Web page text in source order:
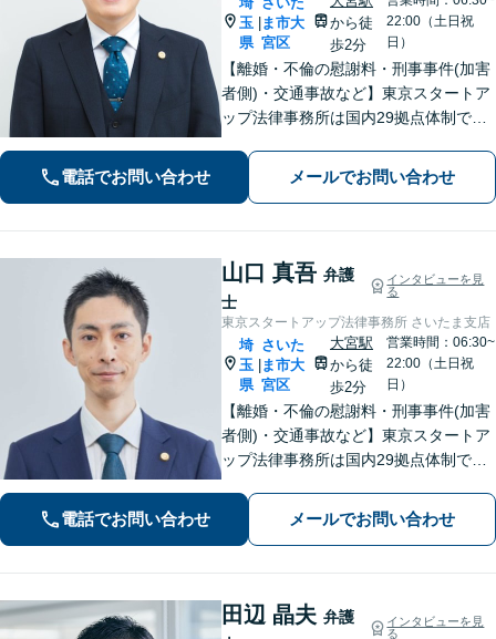
玉
県
ま市大
宮区
から徒
歩2分
22:00（土日祝
日）
【離婚・不倫の慰謝料・刑事事件(加害
者側)・交通事故など】東京スタートア
ップ法律事務所は国内29拠点体制で全
対応(法律相談は完全予約制)】各分野で
専門性の高い弁護士が寄り添い解決を
電話でお問い合わせ メールでお問い合わせ
山口 真吾 弁護
士
インタビューを見
る
東京スタートアップ法律事務所 さいたま支店
埼
玉
県
さいた
ま市大
宮区
大宮駅
から徒
歩2分
営業時間：06:30~
22:00（土日祝
日）
【離婚・不倫の慰謝料・刑事事件(加害
者側)・交通事故など】東京スタートア
ップ法律事務所は国内29拠点体制で全
対応(法律相談は完全予約制)】各分野で
専門性の高い弁護士が寄り添い解決を
電話でお問い合わせ メールでお問い合わせ
田辺 晶夫 弁護
インタビューを見
る